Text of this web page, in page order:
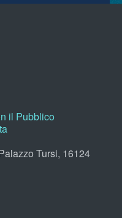
il Pubblico
Tursi, 16124